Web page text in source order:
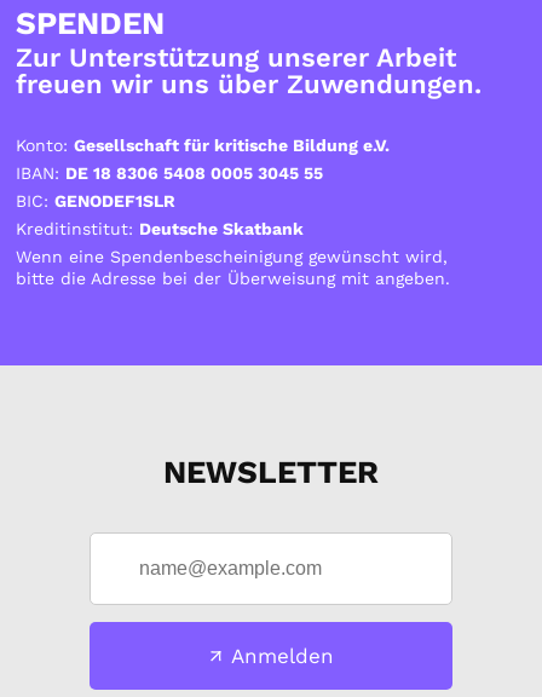
SPENDEN
Zur Unterstützung unserer Arbeit
freuen wir uns über Zuwendungen.
Konto:Gesellschaft für kritische Bildung e.V.
IBAN: DE 18 8306 5408 0005 3045 55
BIC:GENODEF1SLR
Kreditinstitut: Deutsche Skatbank
Wenn eine Spendenbescheinigung gewünscht wird,
bitte die Adresse bei der Überweisung mit angeben.
NEWSLETTER
Anmelden